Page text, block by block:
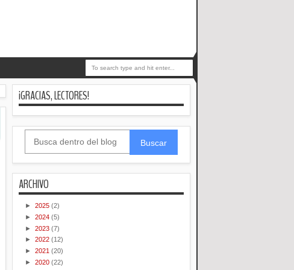
¡GRACIAS, LECTORES!
Buscar
ARCHIVO
► 2025 (2)
► 2024 (5)
► 2023 (7)
► 2022 (12)
► 2021 (20)
► 2020 (22)